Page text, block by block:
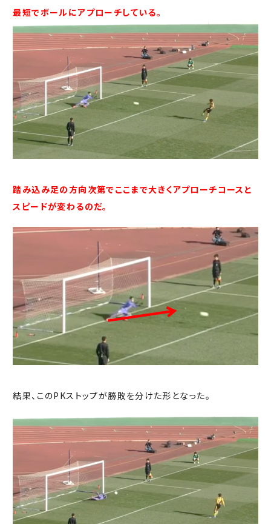
最短でボールにアプローチしている。
踏み込み足の方向次第でここまで大きくアプローチコースと
スピードが変わるのだ。
結果、このPKストップが勝敗を分けた形となった。